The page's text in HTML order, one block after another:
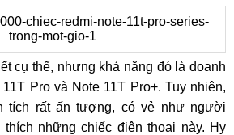
cụ thể, nhưng khả năng đó là doanh
Pro và Note 11T Pro+. Tuy nhiên,
tích rất ấn tượng, có vẻ như người
những chiếc điện thoại này. Hy